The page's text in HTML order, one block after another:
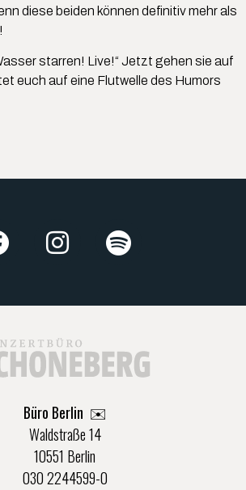
diese beiden können definitiv mehr als
starren! Live!“ Jetzt gehen sie auf
euch auf eine Flutwelle des Humors
Büro Berlin ✉️
Waldstraße 14
10551 Berlin
030 2244599-0